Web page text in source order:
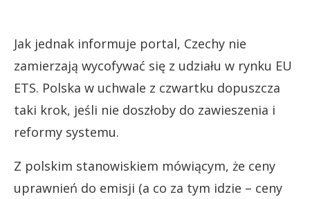
Jak jednak informuje portal, Czechy nie
zamierzają wycofywać się z udziału w rynku EU
ETS. Polska w uchwale z czwartku dopuszcza
taki krok, jeśli nie doszłoby do zawieszenia i
reformy systemu.
Z polskim stanowiskiem mówiącym, że ceny
uprawnień do emisji (a co za tym idzie – ceny